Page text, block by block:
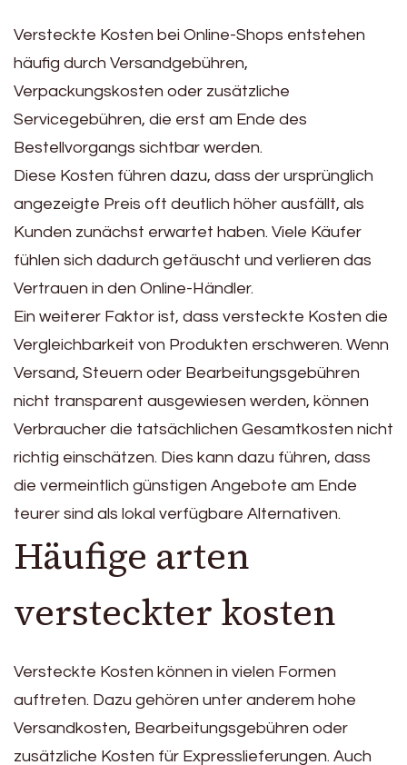
Versteckte Kosten bei Online-Shops entstehen
häufig durch Versandgebühren,
Verpackungskosten oder zusätzliche
Servicegebühren, die erst am Ende des
Bestellvorgangs sichtbar werden.
Diese Kosten führen dazu, dass der ursprünglich
angezeigte Preis oft deutlich höher ausfällt, als
Kunden zunächst erwartet haben. Viele Käufer
fühlen sich dadurch getäuscht und verlieren das
Vertrauen in den Online-Händler.
Ein weiterer Faktor ist, dass versteckte Kosten die
Vergleichbarkeit von Produkten erschweren. Wenn
Versand, Steuern oder Bearbeitungsgebühren
nicht transparent ausgewiesen werden, können
Verbraucher die tatsächlichen Gesamtkosten nicht
richtig einschätzen. Dies kann dazu führen, dass
die vermeintlich günstigen Angebote am Ende
teurer sind als lokal verfügbare Alternativen.
Häufige arten
versteckter kosten
Versteckte Kosten können in vielen Formen
auftreten. Dazu gehören unter anderem hohe
Versandkosten, Bearbeitungsgebühren oder
zusätzliche Kosten für Expresslieferungen. Auch